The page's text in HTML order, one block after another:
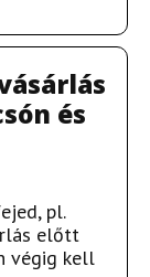
és
pl.
előtt
végig kell